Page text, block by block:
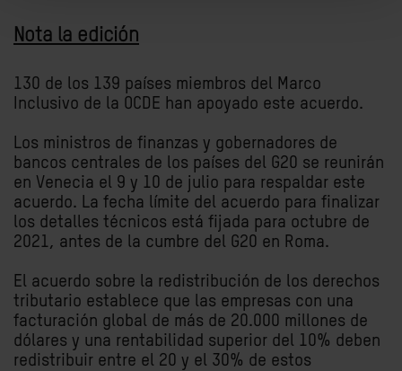
Nota la edición
130 de los 139 países miembros del Marco
Inclusivo de la OCDE han apoyado este acuerdo.
Los ministros de finanzas y gobernadores de
bancos centrales de los países del G20 se reunirán
en Venecia el 9 y 10 de julio para respaldar este
acuerdo. La fecha límite del acuerdo para finalizar
los detalles técnicos está fijada para octubre de
2021, antes de la cumbre del G20 en Roma.
El acuerdo sobre la redistribución de los derechos
tributario establece que las empresas con una
facturación global de más de 20.000 millones de
dólares y una rentabilidad superior del 10% deben
redistribuir entre el 20 y el 30% de estos